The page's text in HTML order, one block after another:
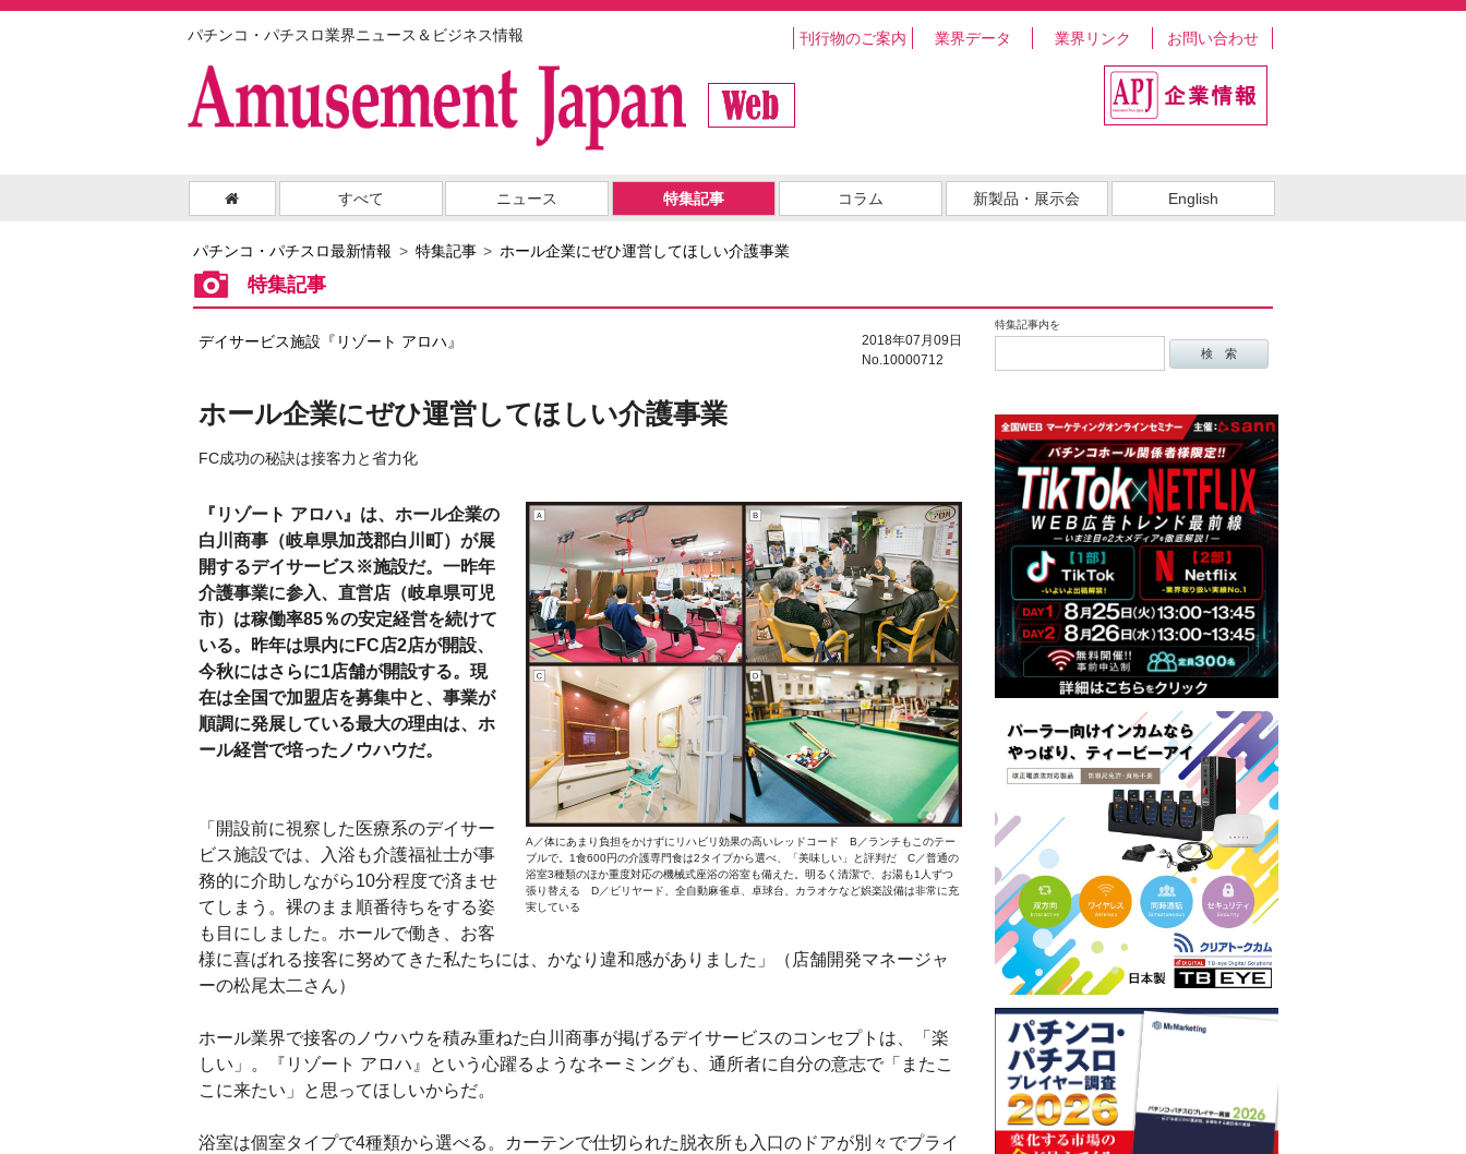
パチンコ・パチスロ業界ニュース＆ビジネス情報 刊行物のご案内 業界データ 業界リンク お問い合わせ
すべて ニュース 特集記事 コラム 新製品・展示会 English
パチンコ・パチスロ最新情報 特集記事 ホール企業にぜひ運営してほしい介護事業
特集記事
特集記事内を
2018年07月09日
No.10000712
デイサービス施設『リゾート アロハ』
ホール企業にぜひ運営してほしい介護事業
FC成功の秘訣は接客力と省力化
A／体にあまり負担をかけずにリハビリ効果の高いレッドコード B／ランチもこのテー
ブルで。1食600円の介護専門食は2タイプから選べ、「美味しい」と評判だ C／普通の
浴室3種類のほか重度対応の機械式座浴の浴室も備えた。明るく清潔で、お湯も1人ずつ
張り替える D／ビリヤード、全自動麻雀卓、卓球台、カラオケなど娯楽設備は非常に充
実している
『リゾート アロハ』は、ホール企業の
白川商事（岐阜県加茂郡白川町）が展
開するデイサービス※施設だ。一昨年
介護事業に参入、直営店（岐阜県可児
市）は稼働率85％の安定経営を続けて
いる。昨年は県内にFC店2店が開設、
今秋にはさらに1店舗が開設する。現
在は全国で加盟店を募集中と、事業が
順調に発展している最大の理由は、ホ
ール経営で培ったノウハウだ。
「開設前に視察した医療系のデイサー
ビス施設では、入浴も介護福祉士が事
務的に介助しながら10分程度で済ませ
てしまう。裸のまま順番待ちをする姿
も目にしました。ホールで働き、お客
様に喜ばれる接客に努めてきた私たちには、かなり違和感がありました」（店舗開発マネージャ
ーの松尾太二さん）
ホール業界で接客のノウハウを積み重ねた白川商事が掲げるデイサービスのコンセプトは、「楽
しい」。『リゾート アロハ』という心躍るようなネーミングも、通所者に自分の意志で「またこ
こに来たい」と思ってほしいからだ。
浴室は個室タイプで4種類から選べる。カーテンで仕切られた脱衣所も入口のドアが別々でプライ